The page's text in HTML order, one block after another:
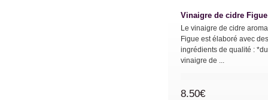
Vinaigre de cidre Figue
Le vinaigre de cidre
Figue est élaboré avec des
ingrédients de qualité : *du
vinaigre de ...
8.50€